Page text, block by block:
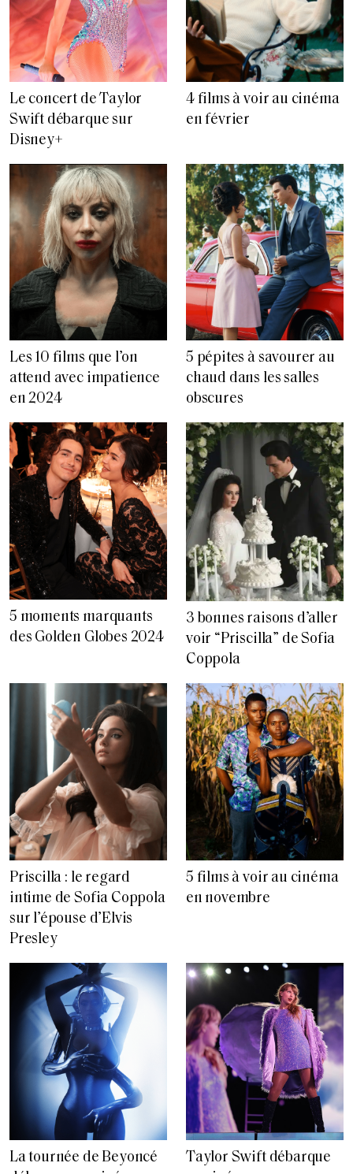
Le concert de Taylor
Swift débarque sur
Disney+
4 films à voir au cinéma
en février
Les 10 films que l’on
attend avec impatience
en 2024
5 pépites à savourer au
chaud dans les salles
obscures
5 moments marquants
des Golden Globes 2024
3 bonnes raisons d’aller
voir “Priscilla” de Sofia
Coppola
Priscilla : le regard
intime de Sofia Coppola
sur l’épouse d’Elvis
Presley
5 films à voir au cinéma
en novembre
La tournée de Beyoncé
Taylor Swift débarque